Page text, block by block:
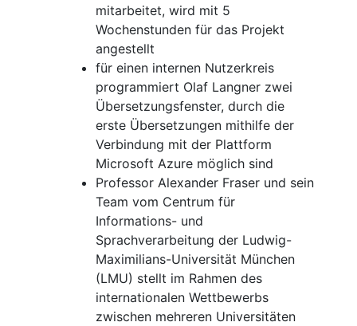
mitarbeitet, wird mit 5
Wochenstunden für das Projekt
angestellt
für einen internen Nutzerkreis
programmiert Olaf Langner zwei
Übersetzungsfenster, durch die
erste Übersetzungen mithilfe der
Verbindung mit der Plattform
Microsoft Azure möglich sind
Professor Alexander Fraser und sein
Team vom Centrum für
Informations- und
Sprachverarbeitung der Ludwig-
Maximilians-Universität München
(LMU) stellt im Rahmen des
internationalen Wettbewerbs
zwischen mehreren Universitäten